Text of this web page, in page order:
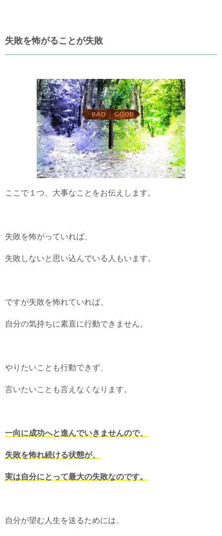
失敗を怖がることが失敗
ここで１つ、大事なことをお伝えします。
失敗を怖がっていれば、
失敗しないと思い込んでいる人もいます。
ですが失敗を怖れていれば、
自分の気持ちに素直に行動できません。
やりたいことも行動できず、
言いたいことも言えなくなります。
一向に成功へと進んでいきませんので、
失敗を怖れ続ける状態が、
実は自分にとって最大の失敗なのです。
自分が望む人生を送るためには、